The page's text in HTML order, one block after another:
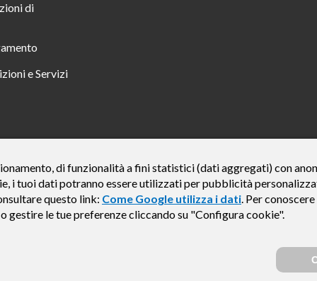
di
e Servizi
finalizzato valida dal 07/07/2026 al 15/01/2027 come da esempio
credito € 800. Importo totale dovuto dal Consumatore € 920. Decorrenza media
ti ricorda, prima di sottoscrivere il contratto, di prendere visione di
di funzionalità a fini statistici (dati aggregati) con
tuoi dati potranno essere utilizzati per pubblicità
questo link: Come Google utilizza i dati. Per
gestire le tue preferenze cliccando su "Configura cookie".